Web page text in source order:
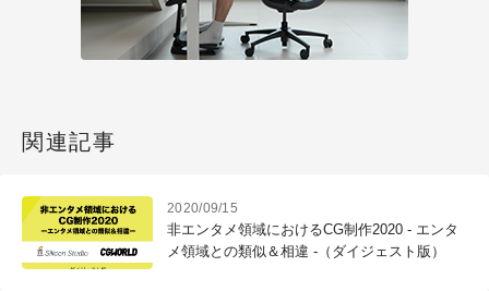
関連記事
2020/09/15
非エンタメ領域におけるCG制作2020 - エンタ
メ領域との類似＆相違 -（ダイジェスト版）